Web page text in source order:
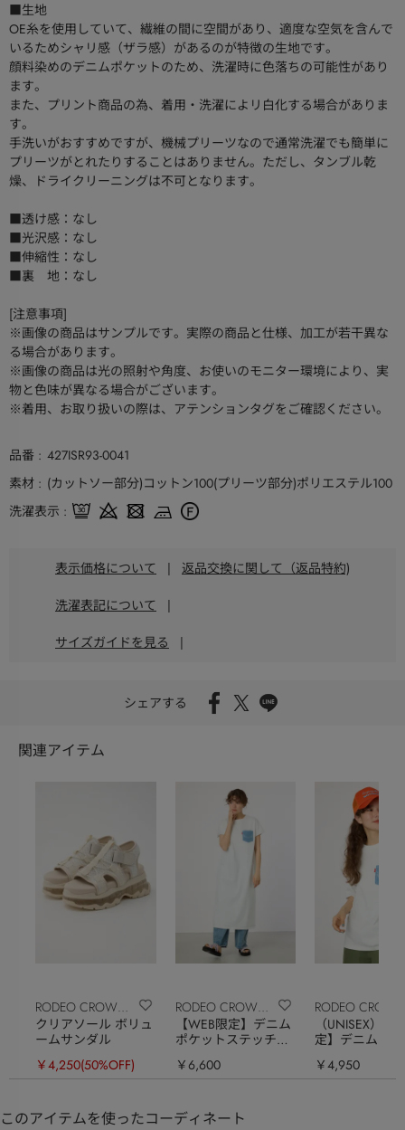
■生地
OE糸を使用していて、繊維の間に空間があり、適度な空気を含んで
いるためシャリ感（ザラ感）があるのが特徴の生地です。
顔料染めのデニムポケットのため、洗濯時に色落ちの可能性があり
ます。
また、プリント商品の為、着用・洗濯によリ白化する場合がありま
す。
手洗いがおすすめですが、機械プリーツなので通常洗濯でも簡単に
プリーツがとれたりすることはありません。ただし、タンブル乾
燥、ドライクリーニングは不可となります。
■透け感：なし
■光沢感：なし
■伸縮性：なし
■裏 地：なし
[注意事項]
※画像の商品はサンプルです。実際の商品と仕様、加工が若干異な
る場合があります。
※画像の商品は光の照射や角度、お使いのモニター環境により、実
物と色味が異なる場合がございます。
※着用、お取り扱いの際は、アテンションタグをご確認ください。
品番
427ISR93-0041
素材
(カットソー部分)コットン100(プリーツ部分)ポリエステル100
洗濯表示
表示価格について | 返品交換に関して（返品特約)
洗濯表記について |
サイズガイドを見る |
シェアする
関連アイテム
RODEO CROWNS
WIDE BOWL
クリアソール ボリュ
ームサンダル
￥4,250(50%OFF)
RODEO CROWNS
WIDE BOWL
【WEB限定】デニム
ポケットステッチワ
￥6,600
RODEO
WIDE BOWL
（UNISEX）【
定】デニムポ
￥4,950
このアイテムを使ったコーディネート